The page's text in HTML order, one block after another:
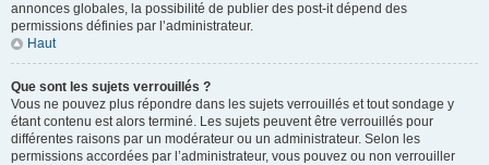
annonces globales, la possibilité de publier des post-it dépend des
permissions définies par l’administrateur.
Haut
Que sont les sujets verrouillés ?
Vous ne pouvez plus répondre dans les sujets verrouillés et tout sondage y
étant contenu est alors terminé. Les sujets peuvent être verrouillés pour
différentes raisons par un modérateur ou un administrateur. Selon les
permissions accordées par l’administrateur, vous pouvez ou non verrouiller